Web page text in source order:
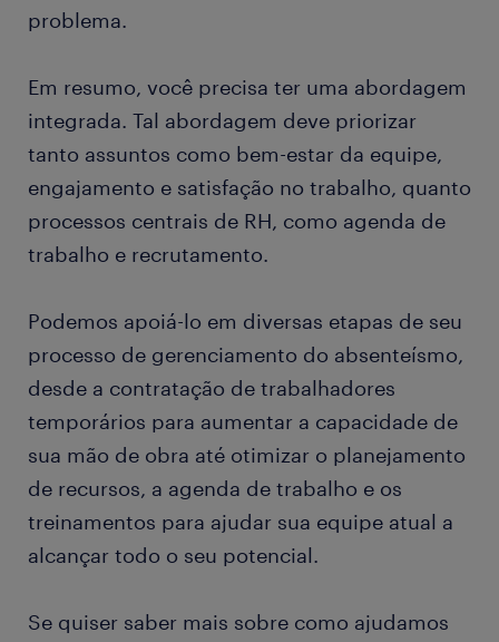
problema.
Em resumo, você precisa ter uma abordagem
integrada. Tal abordagem deve priorizar
tanto assuntos como bem-estar da equipe,
engajamento e satisfação no trabalho, quanto
processos centrais de RH, como agenda de
trabalho e recrutamento.
Podemos apoiá-lo em diversas etapas de seu
processo de gerenciamento do absenteísmo,
desde a contratação de trabalhadores
temporários para aumentar a capacidade de
sua mão de obra até otimizar o planejamento
de recursos, a agenda de trabalho e os
treinamentos para ajudar sua equipe atual a
alcançar todo o seu potencial.
Se quiser saber mais sobre como ajudamos